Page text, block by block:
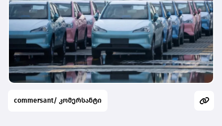
commersant/ კომერსანტი